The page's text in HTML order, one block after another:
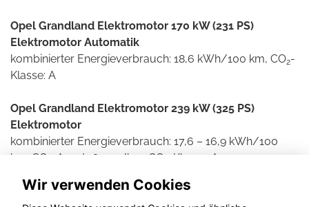
Opel Grandland Elektromotor 170 kW (231 PS)
Elektromotor Automatik
kombinierter Energieverbrauch: 18,6 kWh/100 km, CO2-
Klasse: A
Opel Grandland Elektromotor 239 kW (325 PS)
Elektromotor
kombinierter Energieverbrauch: 17,6 – 16,9 kWh/100
km, CO
-Ausstoß: 0 g/km, CO -Klasse: A
Weitere Informationen zum offiziellen Kraftstoff- und
Wir verwenden Cookies